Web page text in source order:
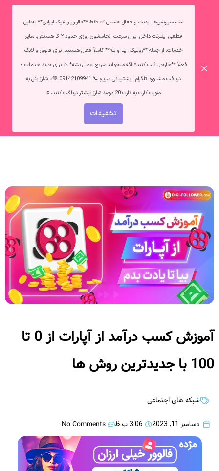
تمام سرویس‌ها آپدیت و فعال هستن ✅ فقط **فالوور و لایک ایرانی** به‌دلیل
قطعی اینترنت داخل ایران سرعت انجامشون روزی حدود ۲ کا هستش. سایر
خدمات، از جمله **روبیکا، ایتا و بله** کاملاً فعال هستند. برای فالوور و لایک
فعلاً **خارجی ثبت کنید* اگه میخواید سریع اعمال بشه* ⚠️ برای خرید خدمات و
دریافت مشاوره: تلگرام | پشتیبانی سریع 📞 09142109941 💚با شارژ پنل به
صورت کارت به کارت 20 درصد شارژ بیشتر دریافت کنید،🌷
تخفیفات
ورود
آموزش کسب درآمد از آپارات از 0 تا
100 با جدیدترین روش ها
شبکه های اجتماعی
دسامبر 11, 2023 3:06 ب.ظ No Comments